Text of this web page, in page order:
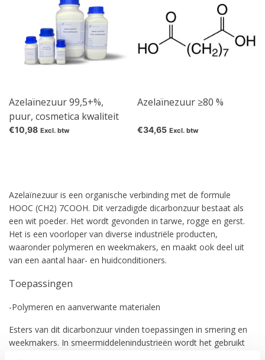
Azelaïnezuur 99,5+%,
puur, cosmetica kwaliteit
€10,98 Excl. btw
Azelaïnezuur ≥80 %
€34,65 Excl. btw
Azelaïnezuur is een organische verbinding met de formule
HOOC (CH2) 7COOH. Dit verzadigde dicarbonzuur bestaat als
een wit poeder. Het wordt gevonden in tarwe, rogge en gerst.
Het is een voorloper van diverse industriële producten,
waaronder polymeren en weekmakers, en maakt ook deel uit
van een aantal haar- en huidconditioners.
Toepassingen
-Polymeren en aanverwante materialen
Esters van dit dicarbonzuur vinden toepassingen in smering en
weekmakers. In smeermiddelenindustrieën wordt het gebruikt